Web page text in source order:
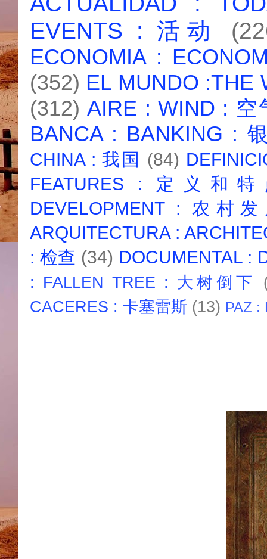
EVENTS : 活动
ECONOMIA :
(352) EL MUNDO :THE
(312) AIRE : WIND : 空
BANCA : BANKING :
CHINA : 我国 (84)
FEATURES : 定义和
DEVELOPMENT : 农村
ARQUITECTURA :
: 检查 (34) DOCUMENTAL :
: FALLEN TREE : 大树倒下
CACERES : 卡塞雷斯 (13) PAZ :